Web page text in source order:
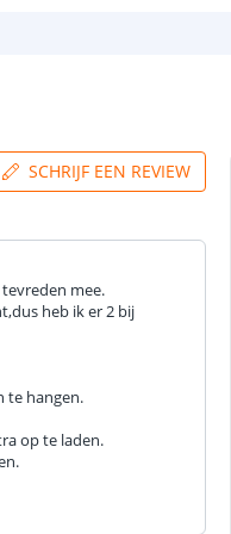
SCHRIJF EEN REVIEW
mee.
heb ik er 2 bij
te hangen.
op te laden.